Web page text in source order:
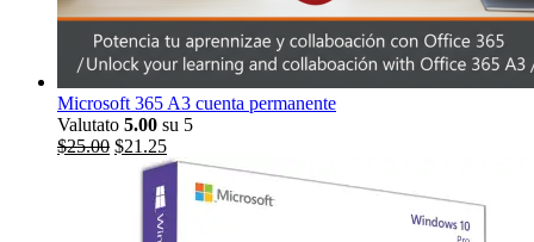
Microsoft 365 A3 cuenta permanente
Valutato 5.00 su 5
Il
$25.00Il
prezzo
attuale
$25.00.
$21.25